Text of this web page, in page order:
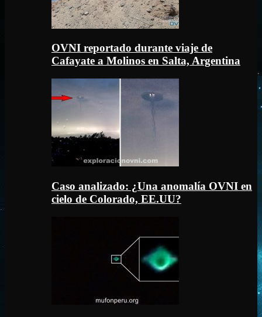
OVNI reportado durante viaje de
Cafayate a Molinos en Salta, Argentina
Caso analizado: ¿Una anomalía OVNI en
cielo de Colorado, EE.UU?